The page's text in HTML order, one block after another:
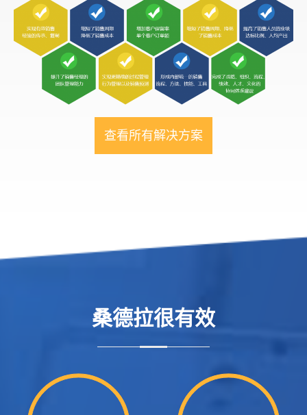
查看所有解决方案
桑德拉很有效